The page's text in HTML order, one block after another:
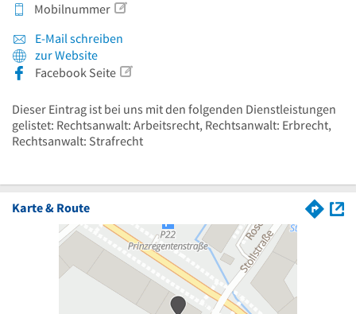
Mobilnummer
E-Mail schreiben
zur Website
Facebook Seite
Dieser Eintrag ist bei uns mit den folgenden Dienstleistungen
gelistet: Rechtsanwalt: Arbeitsrecht, Rechtsanwalt: Erbrecht,
Rechtsanwalt: Strafrecht
Karte & Route